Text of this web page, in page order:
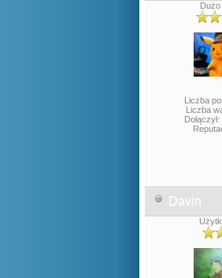
Liczba
Liczba
Davin